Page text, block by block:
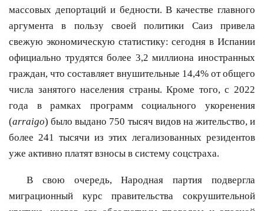
массовых депортаций и бедности. В качестве главного
аргумента в пользу своей политики Саиз привела
свежую экономическую статистику: сегодня в Испании
официально трудятся более 3,2 миллиона иностранных
граждан, что составляет внушительные 14,4% от общего
числа занятого населения страны. Кроме того, с 2022
года в рамках программ социального укоренения
(arraigo) было выдано 750 тысяч видов на жительство, и
более 241 тысячи из этих легализованных резидентов
уже активно платят взносы в систему соцстраха.
В свою очередь, Народная партия подвергла
миграционный курс правительства сокрушительной